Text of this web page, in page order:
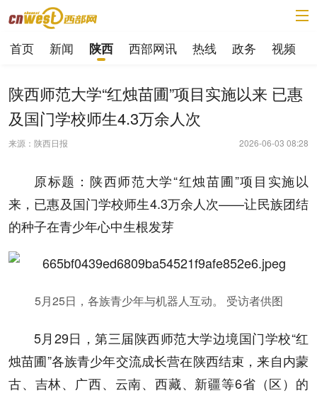
首页 新闻 陕西 西部网讯 热线 政务 视频
陕西师范大学“红烛苗圃”项目实施以来 已惠
及国门学校师生4.3万余人次
来源：陕西日报 2026-06-03 08:28
原标题：陕西师范大学“红烛苗圃”项目实施以
来，已惠及国门学校师生4.3万余人次——让民族团结
的种子在青少年心中生根发芽
5月25日，各族青少年与机器人互动。 受访者供图
5月29日，第三届陕西师范大学边境国门学校“红
烛苗圃”各族青少年交流成长营在陕西结束，来自内蒙
古、吉林、广西、云南、西藏、新疆等6省（区）的